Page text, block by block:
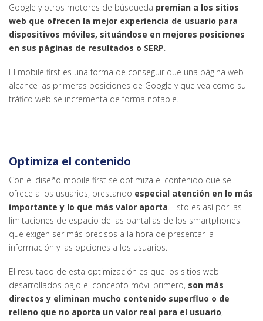
Google y otros motores de búsqueda premian a los sitios
web que ofrecen la mejor experiencia de usuario para
dispositivos móviles, situándose en mejores posiciones
en sus páginas de resultados o SERP.
El mobile first es una forma de conseguir que una página web
alcance las primeras posiciones de Google y que vea como su
tráfico web se incrementa de forma notable.
Optimiza el contenido
Con el diseño mobile first se optimiza el contenido que se
ofrece a los usuarios, prestando especial atención en lo más
importante y lo que más valor aporta. Esto es así por las
limitaciones de espacio de las pantallas de los smartphones
que exigen ser más precisos a la hora de presentar la
información y las opciones a los usuarios.
El resultado de esta optimización es que los sitios web
desarrollados bajo el concepto móvil primero, son más
directos y eliminan mucho contenido superfluo o de
relleno que no aporta un valor real para el usuario,